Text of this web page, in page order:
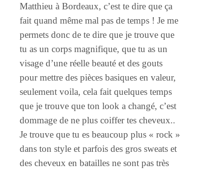
Matthieu à Bordeaux, c’est te dire que ça
fait quand même mal pas de temps ! Je me
permets donc de te dire que je trouve que
tu as un corps magnifique, que tu as un
visage d’une réelle beauté et des gouts
pour mettre des pièces basiques en valeur,
seulement voila, cela fait quelques temps
que je trouve que ton look a changé, c’est
dommage de ne plus coiffer tes cheveux..
Je trouve que tu es beaucoup plus « rock »
dans ton style et parfois des gros sweats et
des cheveux en batailles ne sont pas très